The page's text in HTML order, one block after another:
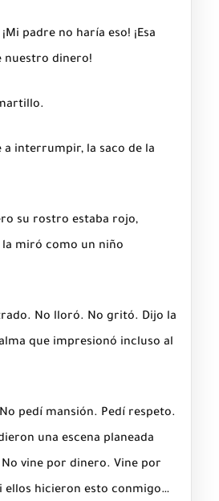
padre no haría eso! ¡Esa
nuestro dinero!
a interrumpir, la saco de la
su rostro estaba rojo,
miró como un niño
No lloró. No gritó. Dijo la
que impresionó incluso al
pedí mansión. Pedí respeto.
una escena planeada
vine por dinero. Vine por
ellos hicieron esto conmigo…